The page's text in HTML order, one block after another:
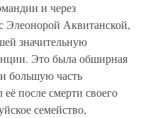
и через
Элеонорой Аквитанской,
значительную
Это была обширная
большую часть
после смерти своего
семейство,